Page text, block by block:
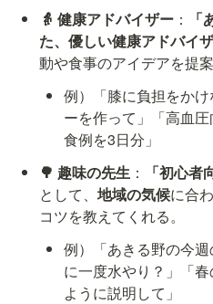
👵 健康アドバイザー ：
た、優しい健康アドバイザ
動や食事のアイデアを提案
例）「膝に負担をか
ーを作って」「高血
食例を3日分」
🌳 趣味の先生 ：
「初心者
として、地域の気候に合
コツを教えてくれる。
例）「あきる野の今
に一度水やり？」「
ように説明して」